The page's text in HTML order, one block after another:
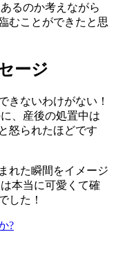
るのか考えながら
むことができたと思
ージ
きないわけがない！
、産後の処置中は
怒られたほどです
れた瞬間をイメージ
本当に可愛くて確
した！
?